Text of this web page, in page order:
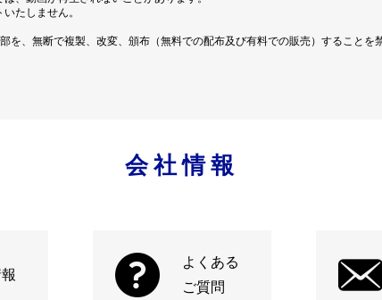
たしません。
を、無断で複製、改変、頒布（無料での配布及び有料での販売）することを
会社情報
よくある
ご質問